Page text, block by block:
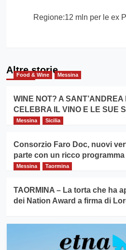
Regione:12 mln per le ex
Altre storie
Food & Wine Messina
WINE NOT? A SANT’ANDREA
CELEBRA IL VINO E LE SUE
Messina Sicilia
Consorzio Faro Doc, nuovi
parte con un ricco programma
Messina Taormina
TAORMINA – La torta che ha
dei Nation Award a firma di